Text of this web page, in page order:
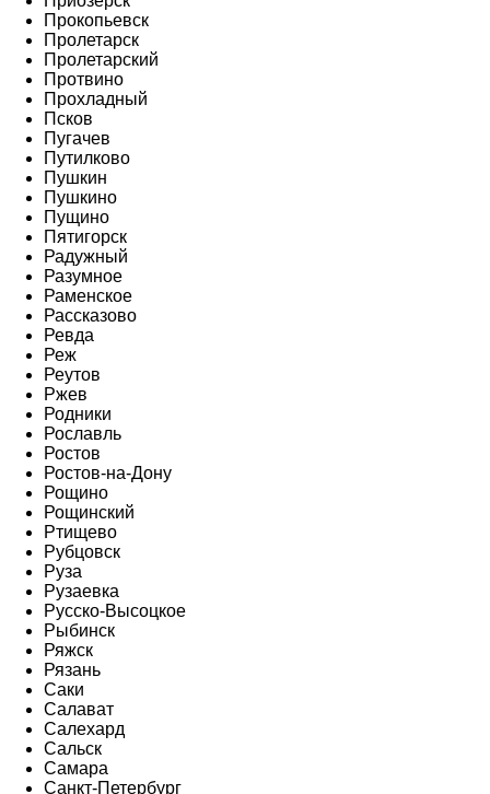
Прокопьевск
Пролетарск
Пролетарский
Протвино
Прохладный
Псков
Пугачев
Путилково
Пушкин
Пушкино
Пущино
Пятигорск
Радужный
Разумное
Раменское
Рассказово
Ревда
Реж
Реутов
Ржев
Родники
Рославль
Ростов
Ростов-на-Дону
Рощино
Рощинский
Ртищево
Рубцовск
Руза
Рузаевка
Русско-Высоцкое
Рыбинск
Ряжск
Рязань
Саки
Салават
Салехард
Сальск
Самара
Санкт-Петербург